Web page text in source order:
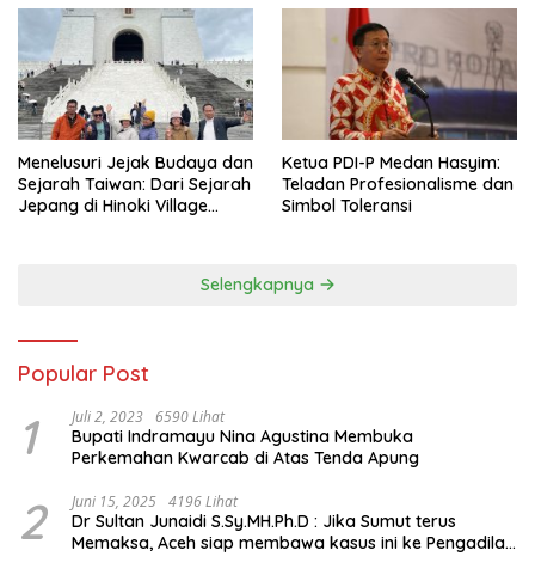
Menelusuri Jejak Budaya dan
Sejarah Taiwan: Dari Sejarah
Jepang di Hinoki Village
Ketua PDI-P Medan Hasyim:
Teladan Profesionalisme dan
Simbol Toleransi
Selengkapnya
Popular Post
1 Juli 2, 2023 6590 Lihat
Bupati Indramayu Nina Agustina Membuka
Perkemahan Kwarcab di Atas Tenda Apung
2 Juni 15, 2025 4196 Lihat
Dr Sultan Junaidi S.Sy.MH.Ph.D : Jika Sumut terus
Memaksa, Aceh siap membawa kasus ini ke Pengadilan